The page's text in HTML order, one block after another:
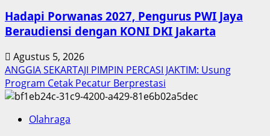
Hadapi Porwanas 2027, Pengurus PWI Jaya
Beraudiensi dengan KONI DKI Jakarta
Agustus 5, 2026
ANGGIA SEKARTAJI PIMPIN PERCASI JAKTIM: Usung
Program Cetak Pecatur Berprestasi
Olahraga